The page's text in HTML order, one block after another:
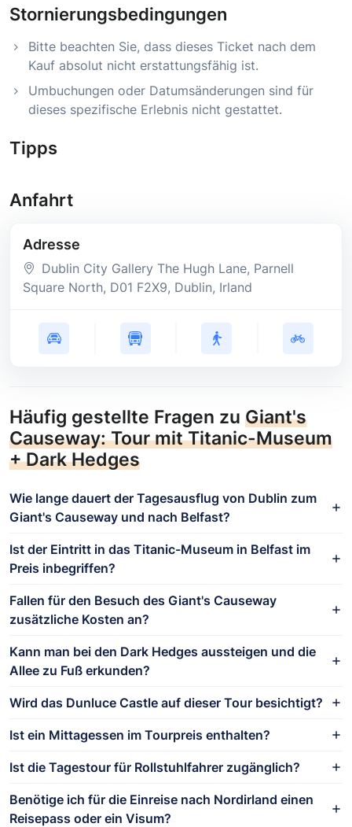
Stornierungsbedingungen
Bitte beachten Sie, dass dieses Ticket nach dem
Kauf absolut nicht erstattungsfähig ist.
Umbuchungen oder Datumsänderungen sind für
dieses spezifische Erlebnis nicht gestattet.
Tipps
Anfahrt
Adresse
Dublin City Gallery The Hugh Lane, Parnell
Square North, D01 F2X9, Dublin, Irland
Häufig gestellte Fragen zu Giant's
Causeway: Tour mit Titanic-Museum
+ Dark Hedges
Wie lange dauert der Tagesausflug von Dublin zum
Giant's Causeway und nach Belfast?
Ist der Eintritt in das Titanic-Museum in Belfast im
Preis inbegriffen?
Fallen für den Besuch des Giant's Causeway
zusätzliche Kosten an?
Kann man bei den Dark Hedges aussteigen und die
Allee zu Fuß erkunden?
Wird das Dunluce Castle auf dieser Tour besichtigt?
Ist ein Mittagessen im Tourpreis enthalten?
Ist die Tagestour für Rollstuhlfahrer zugänglich?
Benötige ich für die Einreise nach Nordirland einen
Reisepass oder ein Visum?